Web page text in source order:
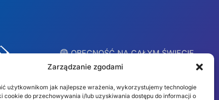
Zarządzanie zgodami
użytkownikom jak najlepsze wrażenia, wykorzystujemy technologie
cookie do przechowywania i/lub uzyskiwania dostępu do informacji o
︎ OBECNOŚĆ NA CAŁYM ŚWIECIE
Lokalne zespoły w 10
krajach